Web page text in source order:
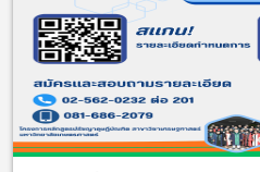
“แร่สำคัญของไทย: คุณสม
เพิ่มมูลค่า”
โดย ผศ.ดร.กฤษณ์ วันอินทร์ รองอธิ
เพื่อสังคม อาจารย์ประจำภาควิชา
วิทยาศาสตร์ มหาวิทยาลัยเกษตรศา